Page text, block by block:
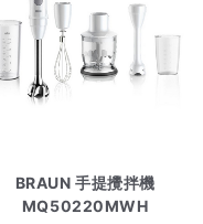
BRAUN 手提攪拌機
MQ50220MWH